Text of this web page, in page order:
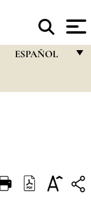
ESPAÑOL
DEUTSCH